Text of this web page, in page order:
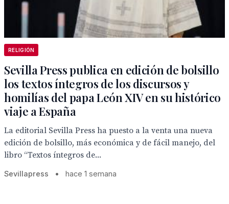
RELIGIÓN
Sevilla Press publica en edición de bolsillo
los textos íntegros de los discursos y
homilías del papa León XIV en su histórico
viaje a España
La editorial Sevilla Press ha puesto a la venta una nueva
edición de bolsillo, más económica y de fácil manejo, del
libro “Textos íntegros de...
Sevillapress • hace 1 semana